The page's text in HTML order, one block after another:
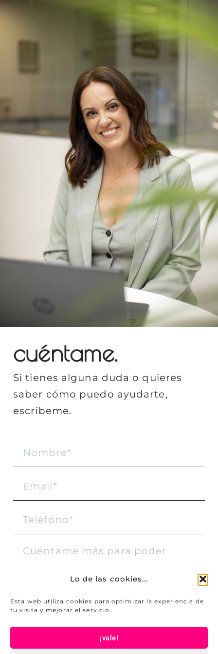
Lo de las cookies...
Esta web utiliza cookies para optimizar la experiencia de
tu visita y mejorar el servicio.
¡vale!
cuéntame.
Si tienes alguna duda o quieres
saber cómo puedo ayudarte,
escríbeme.
Acepto laPolítica de Privacidad